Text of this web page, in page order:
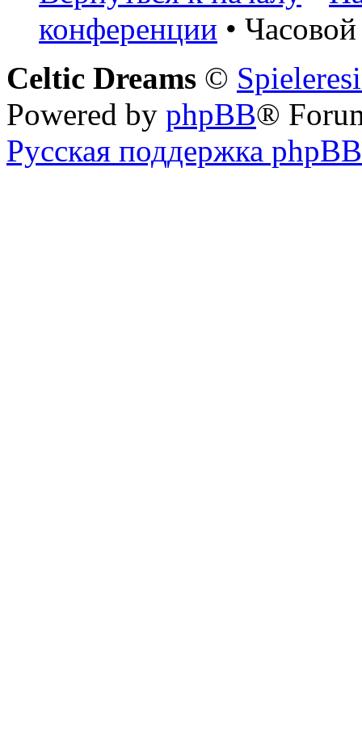
конференции •
Celtic Dreams ©
Powered by phpBB®
Русская поддержка phpBB